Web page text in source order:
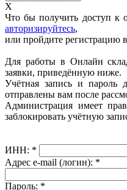
X
Что бы получить доступ к
авторизируйтесь,
или пройдите регистрацию
Для работы в Онлайн
заявки, приведённую ниже.
Учётная запись и пароль
отправлены вам после
Администрация имеет
заблокировать учётную
ИНН: *
Адрес e-mail (логин): *
Пароль: *